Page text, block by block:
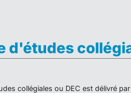
d'études
collégiales ou DEC est délivré